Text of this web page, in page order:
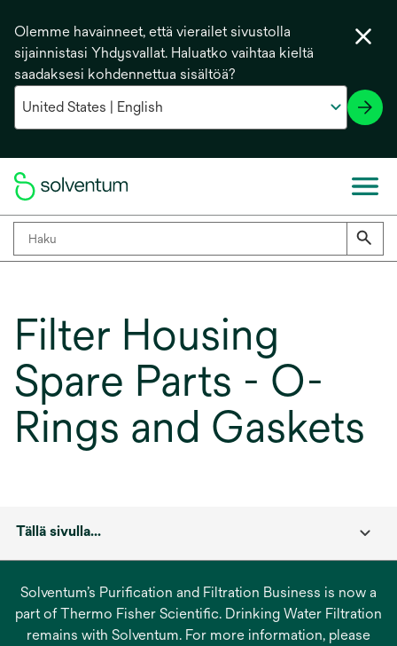
Olemme havainneet, että vierailet sivustolla
sijainnistasi Yhdysvallat. Haluatko vaihtaa kieltä
saadaksesi kohdennettua sisältöä?
Filter Housing
Spare Parts - O-
Rings and Gaskets
Tällä sivulla...
Solventum’s Purification and Filtration Business is now a
part of Thermo Fisher Scientific. Drinking Water Filtration
remains with Solventum. For more information, please